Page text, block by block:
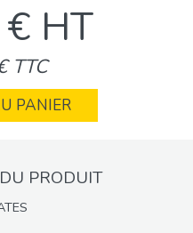
HT
TTC
PANIER
PRODUIT